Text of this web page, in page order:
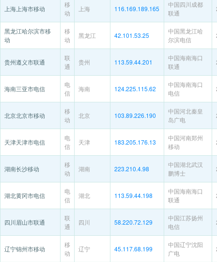
上海上海市移动
移
动
上海 116.169.189.165
中国四川成都
联通
黑龙江哈尔滨市移
动
移
动
黑龙江 42.101.53.25
中国黑龙江哈
尔滨电信
贵州遵义市联通
联
通
贵州 113.59.44.201
中国海南海口
联通
海南三亚市电信
电
信
海南 124.225.115.62
中国海南海口
电信
北京北京市移动
移
动
北京 103.89.226.190
中国河北秦皇
岛广电
天津天津市电信
电
信
天津 183.205.176.13
中国河南郑州
移动
湖南长沙移动
移
动
湖南 223.210.4.98
中国湖北武汉
鹏博士
湖北黄冈市电信
电
信
湖北 113.59.44.198
中国海南海口
联通
四川眉山市联通
联
通
四川 58.220.72.129
中国江苏扬州
电信
辽宁锦州市移动
移
动
辽宁 45.117.68.199
中国辽宁沈阳
广电